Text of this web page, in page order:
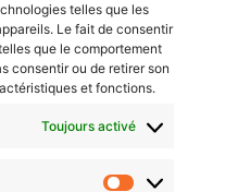
telles que les
Le fait de consentir
que le comportement
consentir ou de retirer son
et fonctions.
Toujours activé
votre
adresse
e-
mail
Evénements